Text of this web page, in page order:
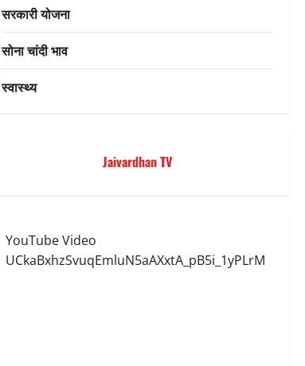
सरकारी योजना
सोना चांदी भाव
स्वास्थ्य
Jaivardhan TV
YouTube Video
UCkaBxhzSvuqEmluN5aAXxtA_pB5i_1yPLrM